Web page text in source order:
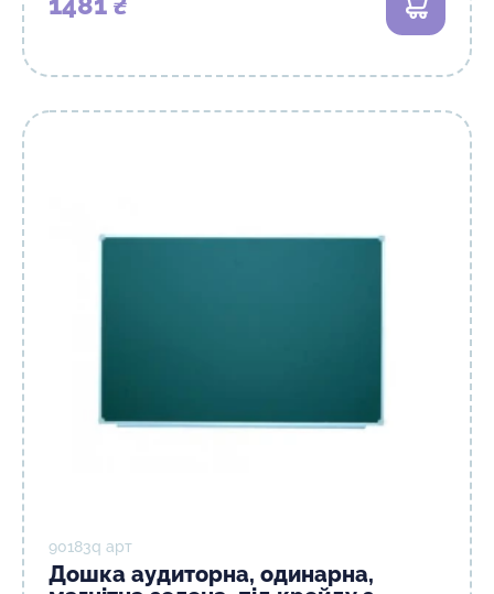
90183q арт
Дошка аудиторна, одинарна,